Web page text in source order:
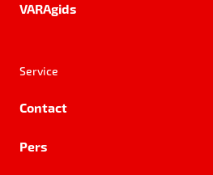
VARAgids
Service
Contact
Pers